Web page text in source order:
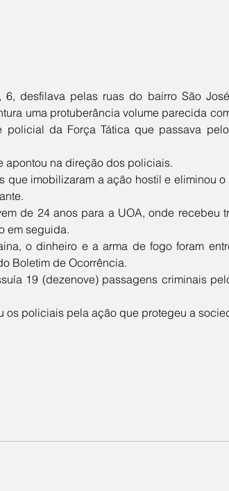
uma protuberância volume parecida
policial da Força Tática que passava
na direção dos policiais.
em seguida.
Boletim de Ocorrência.
policiais pela ação que protegeu a